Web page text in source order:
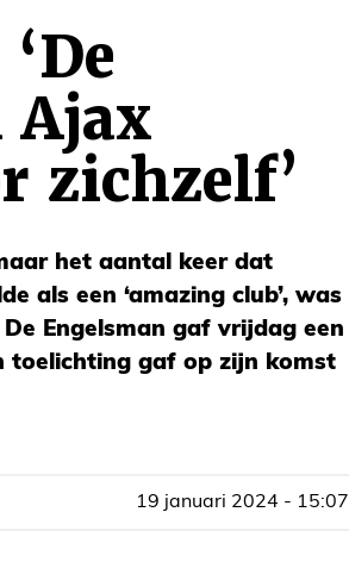
Ajax
zichzelf’
het aantal keer dat
als een ‘amazing club’, was
Engelsman gaf vrijdag een
toelichting gaf op zijn komst
19 januari 2024 - 15:07